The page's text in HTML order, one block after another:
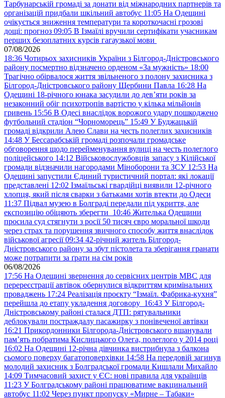
Тарбунарській громаді за донати від міжнародних партнерів та
організацій придбали шкільний автобус 11:05 На Одещині
очікується зниження температури та короткочасні грозові
дощі: прогноз 09:05 В Ізмаїлі вручили сертифікати учасникам
перших безоплатних курсів гагаузької мови
07/08/2026
18:36 Чотирьох захисників України з Білгород-Дністровського
району посмертно відзначено орденом «За мужність» 18:00
Трагічно обірвалося життя звільненого з полону захисника з
Білгород-Дністровського району Щербини Павла 16:28 На
Одещині 18-річного юнака засудили до дев’яти років за
незаконний обіг психотропів вартістю у кілька мільйонів
гривень 15:56 В Одесі внаслідок ворожого удару пошкоджено
футбольний стадіон “Чорноморець” 15:49 У Буджацькій
громаді відкрили Алею Слави на честь полеглих захисників
14:48 У Бессарабській громаді розпочали громадське
обговорення щодо перейменування вулиці на честь полеглого
поліцейського 14:12 Військовослужбовців запасу з Кілійської
громади відзначили нагородами Міноборони та ЗСУ 12:53 На
Одещині запустили Єдиний туристичний портал: які локації
представлені 12:02 Ізмаїльські гвардійці виявили 12-річного
хлопця, який після сварки з батьками хотів втекти до Одеси
11:37 Підвал музею в Болграді передали під укриття, але
експозицію обіцяють зберегти 10:46 Жителька Одещини
просила суд стягнути з росії 50 тисяч євро моральної шкоди
через страх та порушення звичного способу життя внаслідок
військової агресії 09:34 42-річний житель Білгород-
Дністровського району за збут пістолета та зберігання гранати
може потрапити за ґрати на сім років
06/08/2026
17:56 На Одещині звернення до сервісних центрів МВС для
перереєстрації автівок обернулися відкриттям кримінальних
проваджень 17:24 Реалізація проєкту “Ізмаїл. Фабрика-кухня”
перейшла до етапу укладення договору 16:43 У Білгород-
Дністровському районі сталася ДТП: рятувальники
деблокували постраждалу пасажирку з понівеченої автівки
16:21 Прикордонники Білгорода-Дністровського вшанували
пам’ять побратима Кислицького Олега, полеглого у 2014 році
16:02 На Одещині 12-річна дівчинка вистрибнула з балкона
сьомого поверху багатоповерхівки 14:58 На передовій загинув
молодий захисник з Болградської громади Кишлали Михайло
14:09 Тимчасовий захист у ЄС: нові правила для українців
11:23 У Болградському районі працюватиме вакцинальний
автобус 11:02 Через пункт пропуску «Мирне – Табаки»